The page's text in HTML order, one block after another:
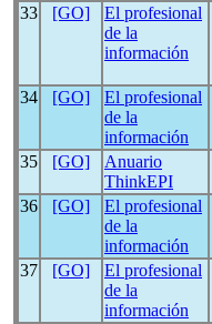
33 [GO]
El profesional
de la
información
34 [GO]
El profesional
de la
información
35 [GO]
Anuario
ThinkEPI
36
[GO]
El profesional
de la
información
37 [GO]
El profesional
de la
información